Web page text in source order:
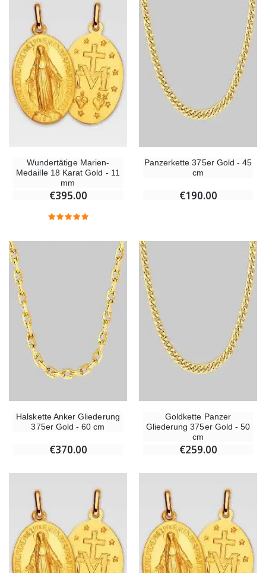
Wundertätige Marien-
Medaille 18 Karat Gold - 11
mm
€395.00
Panzerkette 375er Gold - 45
cm
€190.00
Halskette Anker Gliederung
375er Gold - 60 cm
€370.00
Goldkette Panzer
Gliederung 375er Gold - 50
cm
€259.00